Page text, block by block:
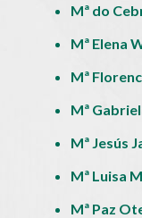
Mª do
Mª Elena
Mª
Mª
Mª Jesús
Mª Luisa
Mª Paz